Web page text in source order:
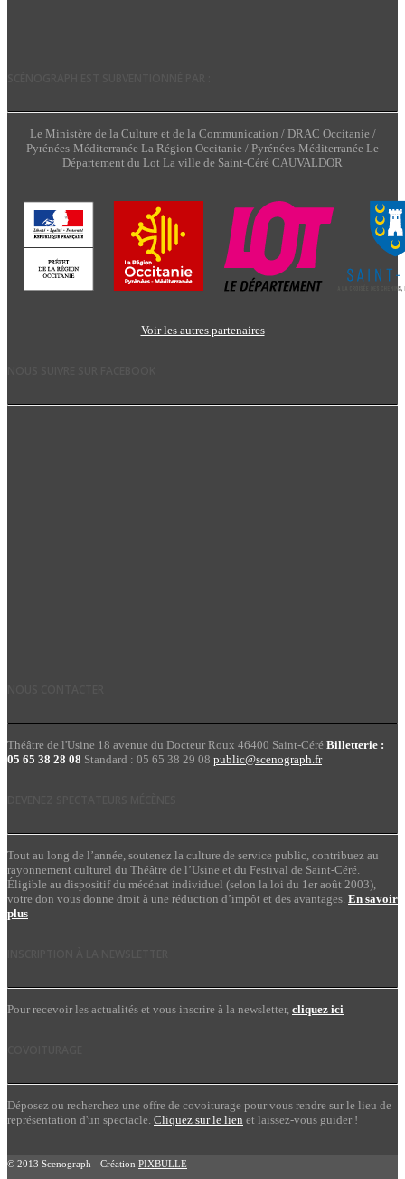
Le Ministère de la Culture et de la Communication / DRAC Occitanie /
Pyrénées-Méditerranée La Région Occitanie / Pyrénées-Méditerranée Le
Département du Lot La ville de Saint-Céré CAUVALDOR
Voir les autres partenaires
Théâtre de l'Usine 18 avenue du Docteur Roux 46400 Saint-Céré Billetterie :
05 65 38 28 08 Standard : 05 65 38 29 08 public@scenograph.fr
Tout au long de l’année, soutenez la culture de service public, contribuez au
rayonnement culturel du Théâtre de l’Usine et du Festival de Saint-Céré.
Éligible au dispositif du mécénat individuel (selon la loi du 1er août 2003),
votre don vous donne droit à une réduction d’impôt et des avantages. En savoir
plus
Pour recevoir les actualités et vous inscrire à la newsletter, cliquez ici
Déposez ou recherchez une offre de covoiturage pour vous rendre sur le lieu de
représentation d'un spectacle. Cliquez sur le lien et laissez-vous guider !
© 2013 Scenograph - Création PIXBULLE